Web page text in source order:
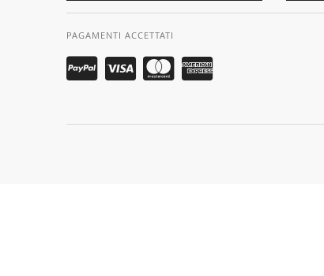
PAGAMENTI ACCETTATI